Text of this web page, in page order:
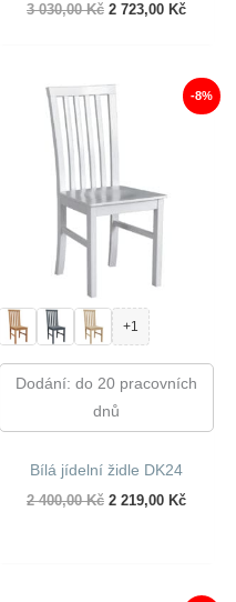
3 030,00Kč Původní
2 723,00 Kč
723,00
-8%
+1
Dodání: do 20 pracovních
dnů
Bílá jídelní židle DK24
2 400,00Kč Původní
2 219,00 Kč